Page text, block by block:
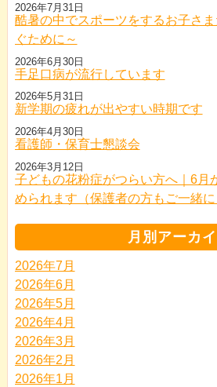
酷暑の中でスポーツをするお子さ
ぐために～
2026年7月31日
手足口病が流行しています
2026年6月30日
新学期の疲れが出やすい時期です
2026年5月31日
看護師・保育士懇談会
2026年4月30日
子どもの花粉症がつらい方へ｜6月
められます（保護者の方もご一緒に
2026年3月12日
月別アーカ
2026年7月
2026年6月
2026年5月
2026年4月
2026年3月
2026年2月
2026年1月